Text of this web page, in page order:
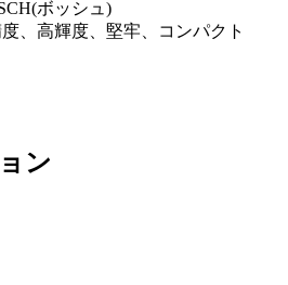
ボッシュ)
、高輝度、堅牢、コンパクト
ン